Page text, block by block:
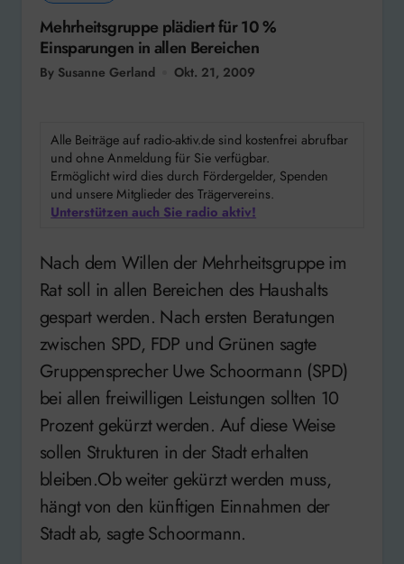
Mehrheitsgruppe plädiert für 10 %
Einsparungen in allen Bereichen
By Susanne Gerland Okt. 21, 2009
Alle Beiträge auf radio-aktiv.de sind kostenfrei abrufbar
und ohne Anmeldung für Sie verfügbar.
Ermöglicht wird dies durch Fördergelder, Spenden
und unsere Mitglieder des Trägervereins.
Unterstützen auch Sie radio aktiv!
Nach dem Willen der Mehrheitsgruppe im
Rat soll in allen Bereichen des Haushalts
gespart werden. Nach ersten Beratungen
zwischen SPD, FDP und Grünen sagte
Gruppensprecher Uwe Schoormann (SPD)
bei allen freiwilligen Leistungen sollten 10
Prozent gekürzt werden. Auf diese Weise
sollen Strukturen in der Stadt erhalten
bleiben.Ob weiter gekürzt werden muss,
hängt von den künftigen Einnahmen der
Stadt ab, sagte Schoormann.